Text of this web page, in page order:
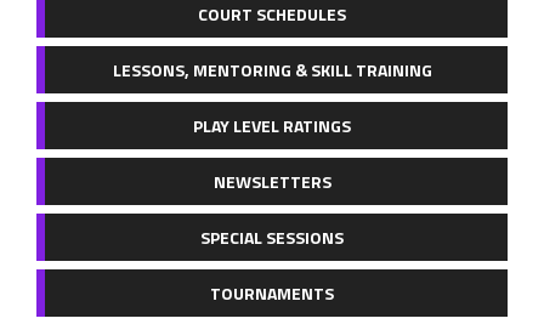
COURT SCHEDULES
LESSONS, MENTORING & SKILL TRAINING
PLAY LEVEL RATINGS
NEWSLETTERS
SPECIAL SESSIONS
TOURNAMENTS